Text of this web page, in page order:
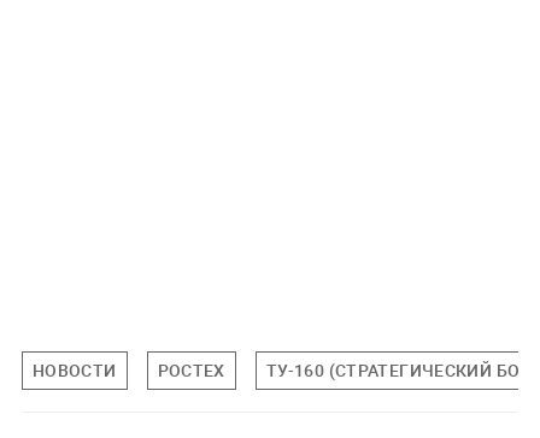
НОВОСТИ РОСТЕХ ТУ-160 (СТРАТЕГИЧЕСКИЙ